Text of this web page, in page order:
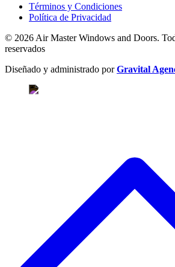
Términos y Condiciones
Política de Privacidad
© 2026 Air Master Windows and Doors.
reservados
Diseñado y administrado porGravital